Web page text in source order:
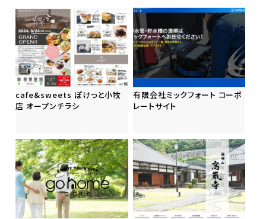
cafe&sweets ぽけっと小牧
店 オープンチラシ
有限会社ミックフォート コーポ
レートサイト